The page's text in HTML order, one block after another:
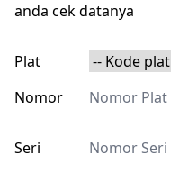
anda cek datanya
Plat
Nomor
Seri